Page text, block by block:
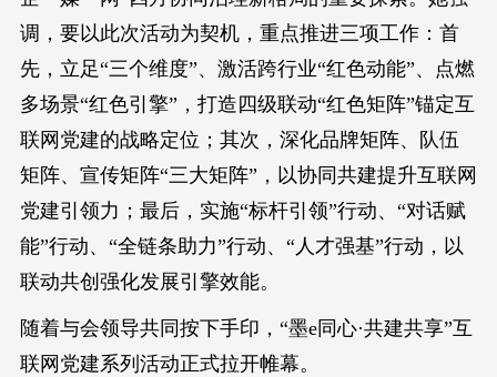
调，要以此次活动为契机，重点推进三项工作：首
先，立足“三个维度”、激活跨行业“红色动能”、点燃
多场景“红色引擎”，打造四级联动“红色矩阵”锚定互
联网党建的战略定位；其次，深化品牌矩阵、队伍
矩阵、宣传矩阵“三大矩阵”，以协同共建提升互联网
党建引领力；最后，实施“标杆引领”行动、“对话赋
能”行动、“全链条助力”行动、“人才强基”行动，以
联动共创强化发展引擎效能。
随着与会领导共同按下手印，“墨e同心·共建共享”互
联网党建系列活动正式拉开帷幕。